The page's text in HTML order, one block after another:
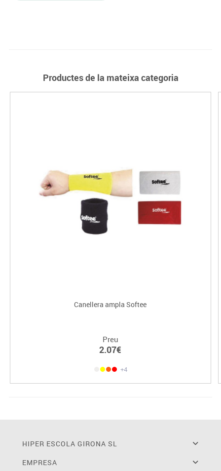
Productes de la mateixa categoria
Canellera ampla Softee
Preu
2.07€
+4
HIPER ESCOLA GIRONA SL
EMPRESA